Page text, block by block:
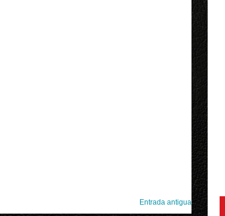
Entrada antigua